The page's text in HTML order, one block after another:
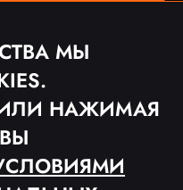
МЫ
НАЖИМАЯ